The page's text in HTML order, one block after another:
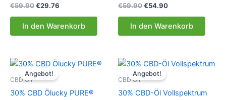
Bewertet
mit
0
€59.90Ursprünglicher
war:
€59.90
€29.76
€29.76.
In den Warenkorb
Bewertet
mit
0
€59.90Ursprünglicher
war:
€59.90
€54.90Aktueller
€54.90.
In den Warenkorb
Angebot!
CBD Oil
30% CBD Ölucky PURE®
Angebot!
CBD Oil
30% CBD-Öl Vollspektrum